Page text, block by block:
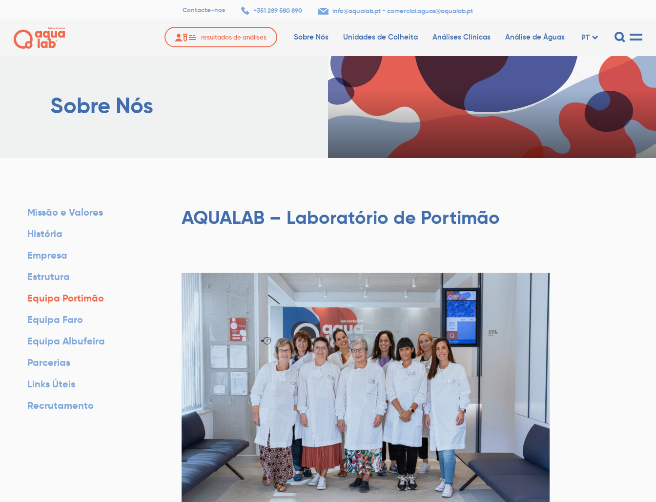
Contacte-nos +351 289 580 890 info@aqualab.pt - comercial.aguas@aqualab.pt
resultados de análises Sobre Nós Unidades de Colheita Análises Clínicas Análise de Águas PT
Sobre Nós
Equipa
Missão e Valores
História
Empresa
Estrutura
Equipa Portimão
Equipa Faro
Equipa Albufeira
Parcerias
Links Úteis
Recrutamento
AQUALAB – Laboratório de Portimão